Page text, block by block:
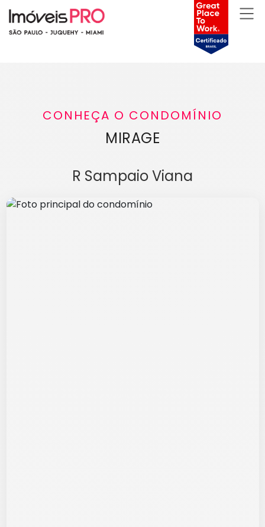
CONHEÇA O CONDOMÍNIO
MIRAGE
R Sampaio Viana